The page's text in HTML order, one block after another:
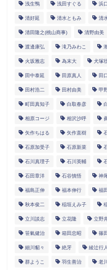
浅生鴨 浅田すぐる 浜
清好延 清水ともみ 清
清田隆之(桃山商事) 清野由美
渡邊康弘 滝乃みわこ
火坂雅志 為末大 犬塚
田中泰延 田原真人 田
田村浩二 田村由美 甲
町田真知子 白取春彦
相原コージ 相沢沙呼
矢作ちはる 矢作直樹
石原加受子 石原新菜
石川真理子 石川英輔
石田章洋 石谷慎悟 神
福島正伸 福本伸行 福
秋本俊二 稲垣えみ子
立川談志 立花隆 立野
笹氣健治 箱田忠昭 篠
細川貂々 絶牙 綾辻行人
群ようこ 羽生善治 老